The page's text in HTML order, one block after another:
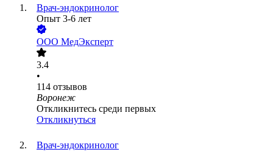
Врач-эндокринолог
Опыт 3-6 лет
ООО МедЭксперт
3.4
•
114 отзывов
Воронеж
Откликнитесь среди первых
Откликнуться
Врач-эндокринолог